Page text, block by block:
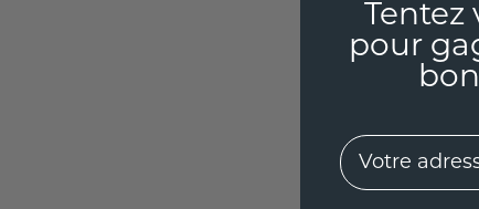
pour
EMail